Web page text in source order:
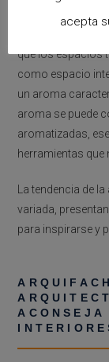
Cada detalle
sentido
que los espacios
como espacio
un aroma
aroma se puede
aromatizadas,
herramientas que
La tendencia de
variada,
para inspirarse y
ACONSEJA
acepta